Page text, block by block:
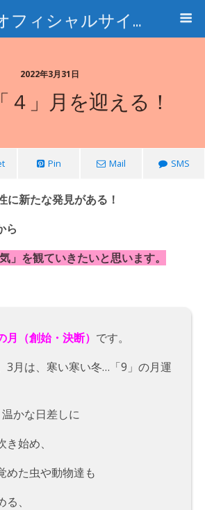
岡部雅オフィシャルサイト〜石の魅惑と数字のトリコ〜
2022年3月31日
４」月を迎える！
Pin Mail SMS
に新たな発見がある！
ら
」を観ていきたいと思います。
月（創始・決断） です。
3月は、寒い寒い冬…「9」の月運
かな日差しに
始め、
めた虫や動物達も
、